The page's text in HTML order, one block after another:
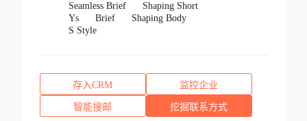
Seamless Brief
Shaping Short
Ys
Brief
Shaping Body
S Style
存入CRM 监控企业
智能搜邮 挖掘联系方式